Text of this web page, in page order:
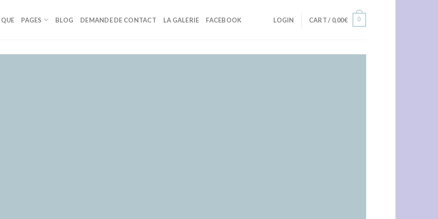
PAGES BLOG DEMANDE DE CONTACT LA GALERIE FACEBOOK LOGIN CART / 0,00€ 0